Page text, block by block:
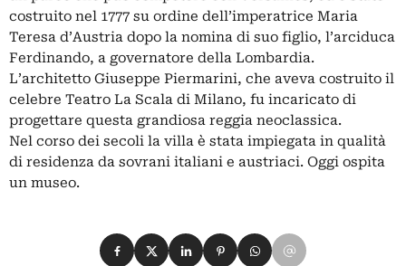
costruito nel 1777 su ordine dell’imperatrice Maria
Teresa d’Austria dopo la nomina di suo figlio, l’arciduca
Ferdinando, a governatore della Lombardia.
L’architetto Giuseppe Piermarini, che aveva costruito il
celebre Teatro La Scala di Milano, fu incaricato di
progettare questa grandiosa reggia neoclassica.
Nel corso dei secoli la villa è stata impiegata in qualità
di residenza da sovrani italiani e austriaci. Oggi ospita
un museo.
Condividi su Facebook
Condividi su X
Condividi su LinkedIn
Condividi su Pinterest
Condividi su WhatsApp
Condividi su Email